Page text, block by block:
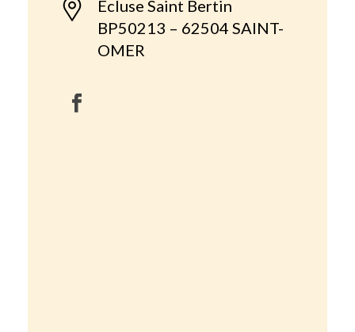
Ecluse Saint Bertin
BP50213 – 62504 SAINT-
OMER